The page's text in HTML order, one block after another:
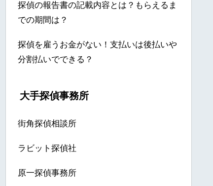
探偵の報告書の記載内容とは？もらえるま
での期間は？
探偵を雇うお金がない！支払いは後払いや
分割払いでできる？
大手探偵事務所
街角探偵相談所
ラビット探偵社
原一探偵事務所